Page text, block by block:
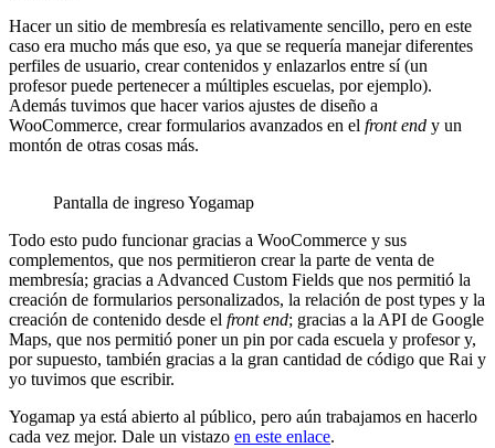
Hacer un sitio de membresía es relativamente sencillo, pero en este
caso era mucho más que eso, ya que se requería manejar diferentes
perfiles de usuario, crear contenidos y enlazarlos entre sí (un
profesor puede pertenecer a múltiples escuelas, por ejemplo).
Además tuvimos que hacer varios ajustes de diseño a
WooCommerce, crear formularios avanzados en el front end y un
montón de otras cosas más.
Pantalla de ingreso Yogamap
Todo esto pudo funcionar gracias a WooCommerce y sus
complementos, que nos permitieron crear la parte de venta de
membresía; gracias a Advanced Custom Fields que nos permitió la
creación de formularios personalizados, la relación de post types y la
creación de contenido desde el front end; gracias a la API de Google
Maps, que nos permitió poner un pin por cada escuela y profesor y,
por supuesto, también gracias a la gran cantidad de código que Rai y
yo tuvimos que escribir.
Yogamap ya está abierto al público, pero aún trabajamos en hacerlo
cada vez mejor. Dale un vistazo en este enlace.